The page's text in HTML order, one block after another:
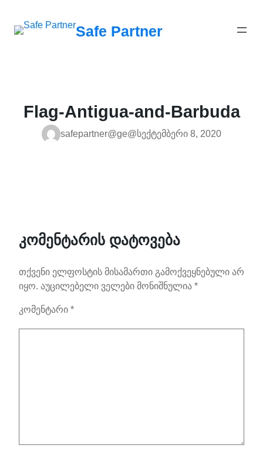
გადასვლა
Safe Partner
Flag-Antigua-and-Barbuda
safepartner@ge@სექტემბერი 8, 2020
კომენტარის დატოვება
თქვენი ელფოსტის მისამართი გამოქვეყნებული არ
იყო. აუცილებელი ველები მონიშნულია *
კომენტარი *